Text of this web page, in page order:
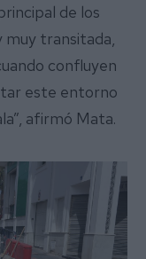
de los
muy transitada,
confluyen
este entorno
afirmó Mata.